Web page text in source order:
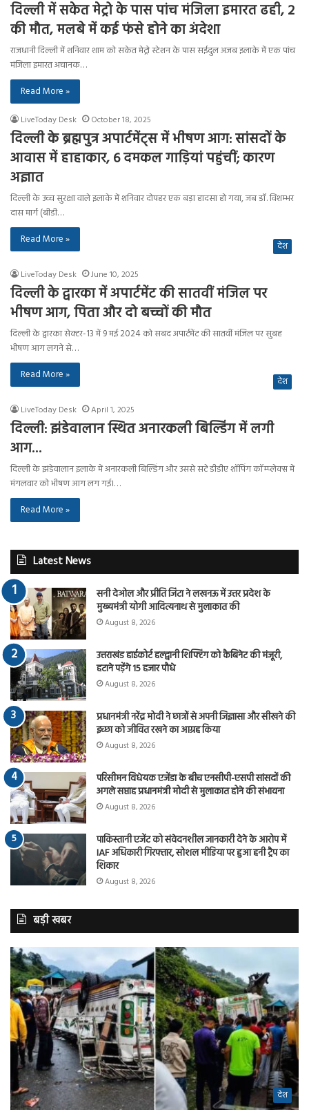
दिल्ली में सकेत मेट्रो के पास पांच मंजिला इमारत ढही, 2
की मौत, मलबे में कई फंसे होने का अंदेशा
राजधानी दिल्ली में शनिवार शाम को सकेत मेट्रो स्टेशन के पास सईदुल अजब इलाके में एक पांच
मंजिला इमारत अचानक…
Read More »
LiveToday Desk October 18, 2025
दिल्ली के ब्रह्मपुत्र अपार्टमेंट्स में भीषण आग: सांसदों के
आवास में हाहाकार, 6 दमकल गाड़ियां पहुंचीं; कारण
अज्ञात
दिल्ली के उच्च सुरक्षा वाले इलाके में शनिवार दोपहर एक बड़ा हादसा हो गया, जब डॉ. विशम्भर
दास मार्ग (बीडी…
Read More »
देश
LiveToday Desk June 10, 2025
दिल्ली के द्वारका में अपार्टमेंट की सातवीं मंजिल पर
भीषण आग, पिता और दो बच्चों की मौत
दिल्ली के द्वारका सेक्टर-13 में 9 मई 2024 को सबद अपार्टमेंट की सातवीं मंजिल पर सुबह
भीषण आग लगने से…
Read More »
देश
LiveToday Desk April 1, 2025
दिल्ली: झंडेवालान स्थित अनारकली बिल्डिंग में लगी
आग…
दिल्ली के झंडेवालान इलाके में अनारकली बिल्डिंग और उससे सटे डीडीए शॉपिंग कॉम्प्लेक्स में
मंगलवार को भीषण आग लग गई।…
Read More »
Latest News
सनी देओल और प्रीति जिंटा ने लखनऊ में उत्तर प्रदेश के
मुख्यमंत्री योगी आदित्यनाथ से मुलाकात की
August 8, 2026
उत्तराखंड हाईकोर्ट हल्द्वानी शिफ्टिंग को कैबिनेट की मंजूरी,
हटाने पड़ेंगे 15 हजार पौधे
August 8, 2026
प्रधानमंत्री नरेंद्र मोदी ने छात्रों से अपनी जिज्ञासा और सीखने की
इच्छा को जीवित रखने का आग्रह किया
August 8, 2026
परिसीमन विधेयक एजेंडा के बीच एनसीपी-एसपी सांसदों की
अगले सप्ताह प्रधानमंत्री मोदी से मुलाकात होने की संभावना
August 8, 2026
पाकिस्तानी एजेंट को संवेदनशील जानकारी देने के आरोप में
IAF अधिकारी गिरफ्तार, सोशल मीडिया पर हुआ हनी ट्रैप का
शिकार
August 8, 2026
बड़ी खबर
देश